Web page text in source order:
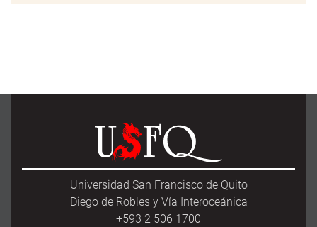
Universidad San Francisco de Quito
Diego de Robles y Vía Interoceánica
+593 2 506 1700